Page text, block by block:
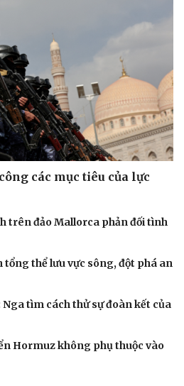
các mục tiêu của lực
trên đảo Mallorca phản đối tình
tổng thể lưu vực sông, đột phá an
Nga tìm cách thử sự đoàn kết của
Hormuz không phụ thuộc vào